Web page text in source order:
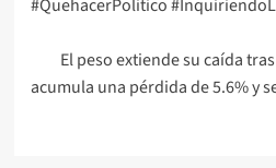
#QuehacerPolitico
El peso extiende su caída
acumula una pérdida de 5.6% y